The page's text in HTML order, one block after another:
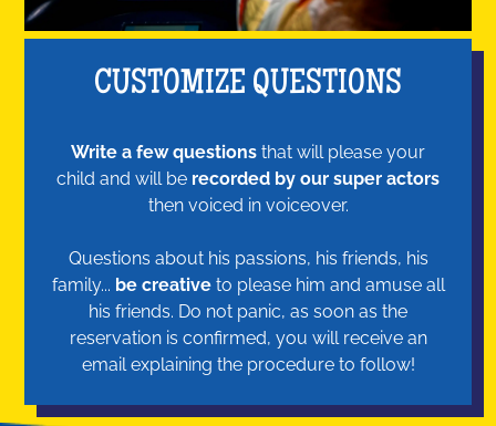
CUSTOMIZE QUESTIONS
Write a few questions that will please your
child and will be recorded by our super actors
then voiced in voiceover.
Questions about his passions, his friends, his
family... be creativeto please him and amuse all
his friends. Do not panic, as soon as the
reservation is confirmed, you will receive an
email explaining the procedure to follow!